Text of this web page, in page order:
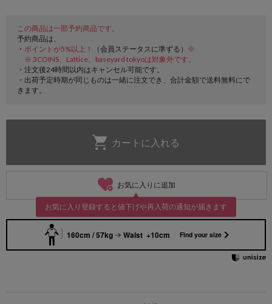
この商品は一部予約商品です。
予約商品は、
・ ポイントが5%以上！ （会員ステータスに準ずる）
※
※ 3COINS、Lattice、baseyard tokyoは対象外です。
・注文後24時間以内はキャンセル可能です。
・出荷予定時期が同じものは一緒に注文でき、合計金額で送料無料にで
きます。
お気に入りに追加
お気に入り登録すると値下げや再入荷の通知が届きます
160cm / 57kg Waist +10cm Find your size